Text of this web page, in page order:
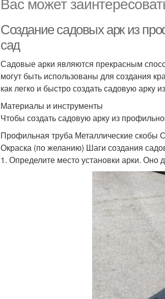
Создание садовых арк из
сад
Садовые арки являются прекрасным
могут быть использованы для создания
как легко и быстро создать садовую арку
Материалы и инструменты
Чтобы создать садовую арку из
Профильная труба Металлические
Окраска (по желанию) Шаги создания
1. Определите место установки арки.